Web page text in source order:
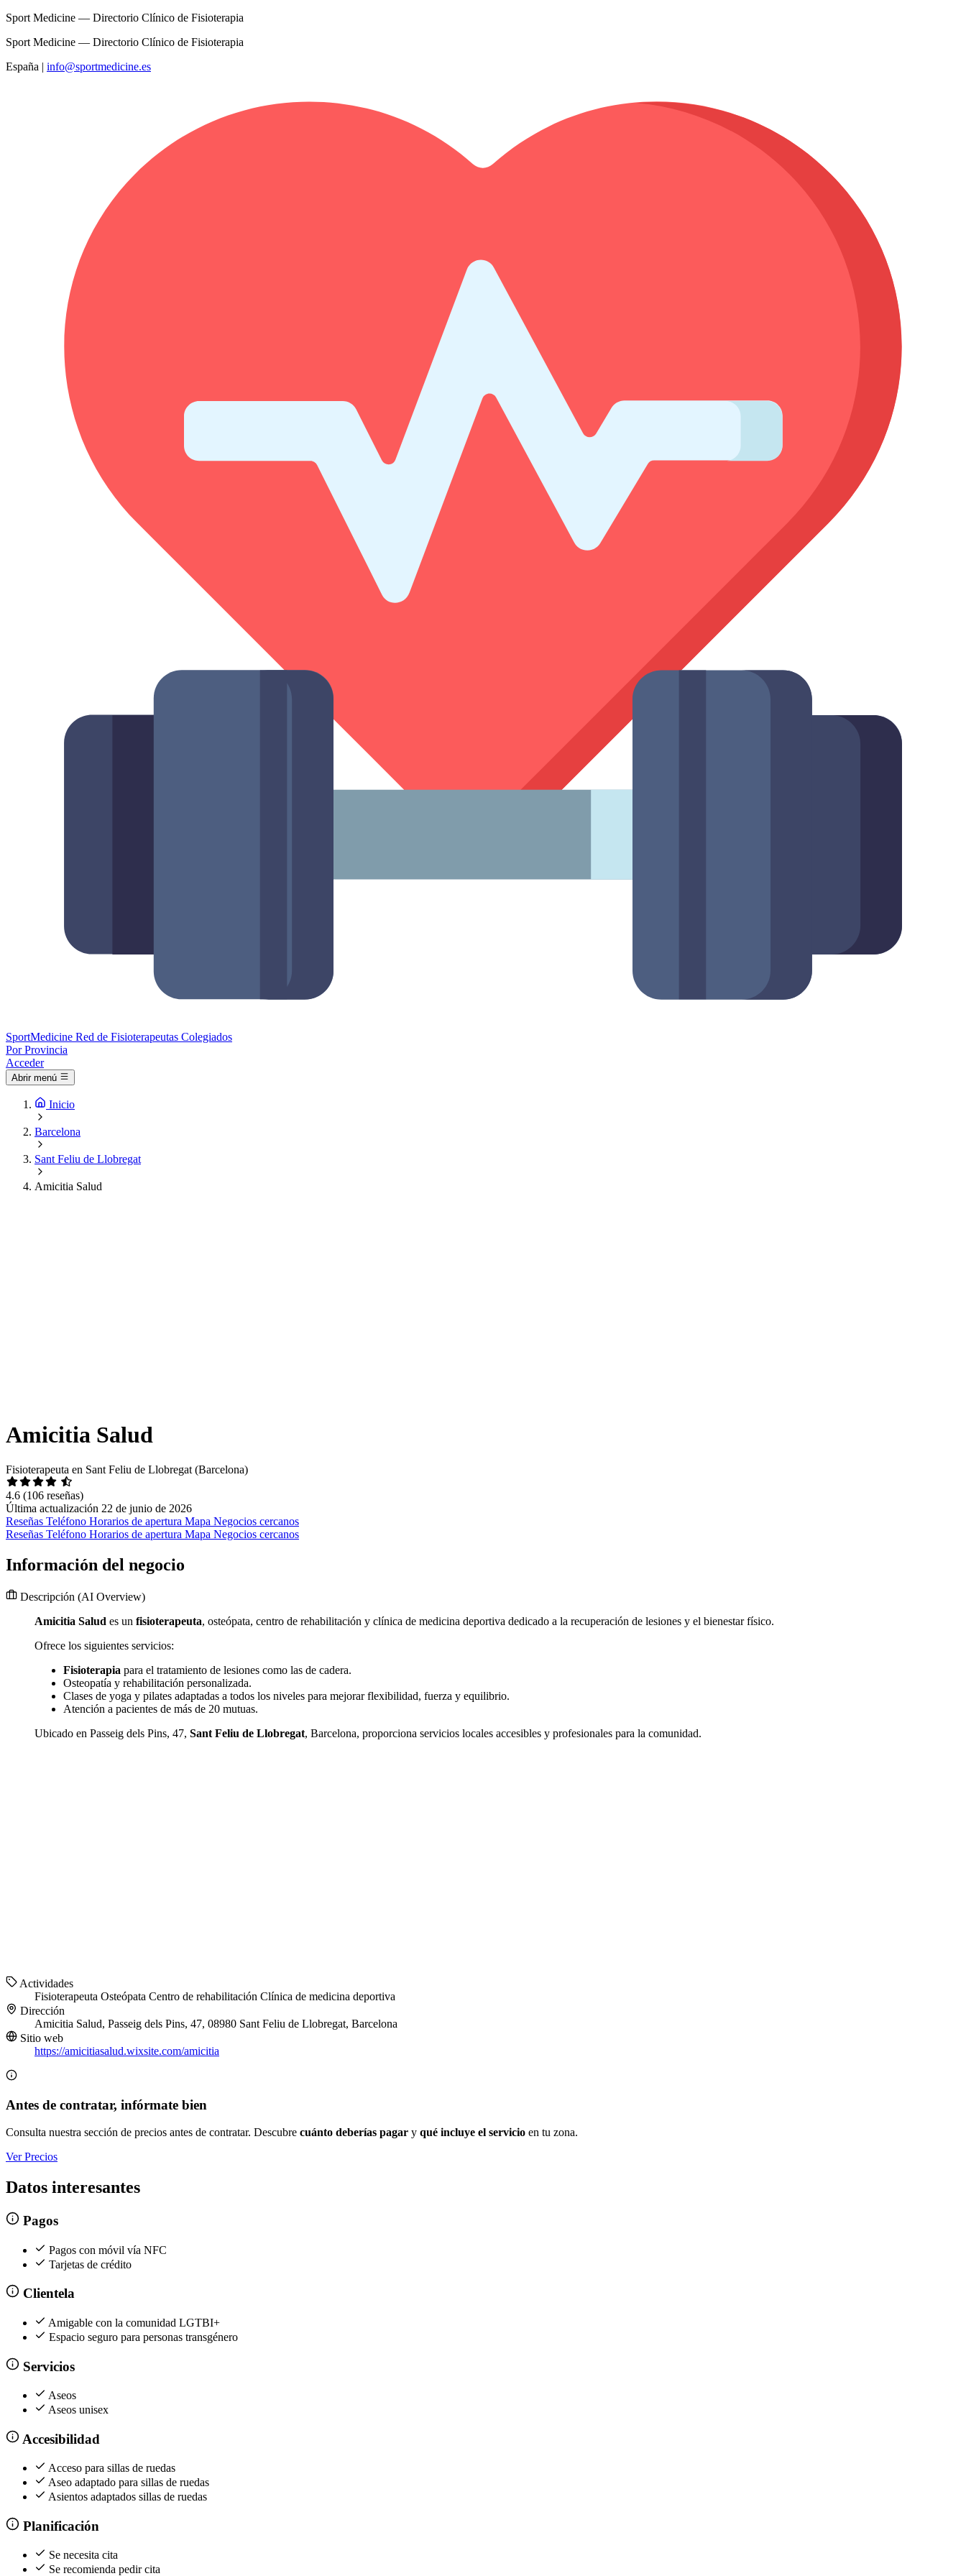
Sport Medicine — Directorio Clínico de Fisioterapia
Sport Medicine — Directorio Clínico de Fisioterapia
España | info@sportmedicine.es
SportMedicine Red de Fisioterapeutas Colegiados
Por Provincia
Acceder
Abrir menú
Inicio
Barcelona
Sant Feliu de Llobregat
Amicitia Salud
Amicitia Salud
Fisioterapeuta en Sant Feliu de Llobregat (Barcelona)
4.6 (106 reseñas)
Última actualización 22 de junio de 2026
Reseñas Teléfono Horarios de apertura Mapa Negocios cercanos
Reseñas Teléfono Horarios de apertura Mapa Negocios cercanos
Información del negocio
Descripción (AI Overview)
Amicitia Salud es un fisioterapeuta, osteópata, centro de rehabilitación y clínica de medicina deportiva dedicado a la recuperación de lesiones y el bienestar físico.
Ofrece los siguientes servicios:
Fisioterapia para el tratamiento de lesiones como las de cadera.
Osteopatía y rehabilitación personalizada.
Clases de yoga y pilates adaptadas a todos los niveles para mejorar flexibilidad, fuerza y equilibrio.
Atención a pacientes de más de 20 mutuas.
Ubicado en Passeig dels Pins, 47, Sant Feliu de Llobregat, Barcelona, proporciona servicios locales accesibles y profesionales para la comunidad.
Actividades
Fisioterapeuta Osteópata Centro de rehabilitación Clínica de medicina deportiva
Dirección
Amicitia Salud, Passeig dels Pins, 47, 08980 Sant Feliu de Llobregat, Barcelona
Sitio web
https://amicitiasalud.wixsite.com/amicitia
Antes de contratar, infórmate bien
Consulta nuestra sección de precios antes de contratar. Descubre cuánto deberías pagar y qué incluye el servicio en tu zona.
Ver Precios
Datos interesantes
Pagos
Pagos con móvil vía NFC
Tarjetas de crédito
Clientela
Amigable con la comunidad LGTBI+
Espacio seguro para personas transgénero
Servicios
Aseos
Aseos unisex
Accesibilidad
Acceso para sillas de ruedas
Aseo adaptado para sillas de ruedas
Asientos adaptados sillas de ruedas
Planificación
Se necesita cita
Se recomienda pedir cita